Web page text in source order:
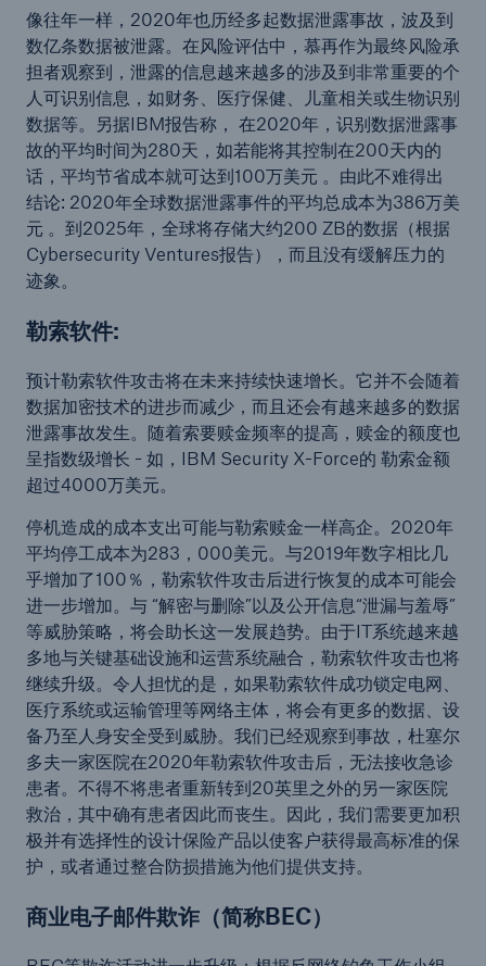
像往年一样，2020年也历经多起数据泄露事故，波及到
数亿条数据被泄露。在风险评估中，慕再作为最终风险承
担者观察到，泄露的信息越来越多的涉及到非常重要的个
人可识别信息，如财务、医疗保健、儿童相关或生物识别
数据等。另据IBM报告称， 在2020年，识别数据泄露事
故的平均时间为280天，如若能将其控制在200天内的
话，平均节省成本就可达到100万美元 。由此不难得出
结论: 2020年全球数据泄露事件的平均总成本为386万美
元 。到2025年，全球将存储大约200 ZB的数据（根据
Cybersecurity Ventures报告），而且没有缓解压力的
迹象。
勒索软件:
预计勒索软件攻击将在未来持续快速增长。它并不会随着
数据加密技术的进步而减少，而且还会有越来越多的数据
泄露事故发生。随着索要赎金频率的提高，赎金的额度也
呈指数级增长 - 如，IBM Security X-Force的 勒索金额
超过4000万美元。
停机造成的成本支出可能与勒索赎金一样高企。2020年
平均停工成本为283，000美元。与2019年数字相比几
乎增加了100％，勒索软件攻击后进行恢复的成本可能会
进一步增加。与 “解密与删除”以及公开信息“泄漏与羞辱”
等威胁策略，将会助长这一发展趋势。由于IT系统越来越
多地与关键基础设施和运营系统融合，勒索软件攻击也将
继续升级。令人担忧的是，如果勒索软件成功锁定电网、
医疗系统或运输管理等网络主体，将会有更多的数据、设
备乃至人身安全受到威胁。我们已经观察到事故，杜塞尔
多夫一家医院在2020年勒索软件攻击后，无法接收急诊
患者。不得不将患者重新转到20英里之外的另一家医院
救治，其中确有患者因此而丧生。因此，我们需要更加积
极并有选择性的设计保险产品以使客户获得最高标准的保
护，或者通过整合防损措施为他们提供支持。
商业电子邮件欺诈（简称BEC）